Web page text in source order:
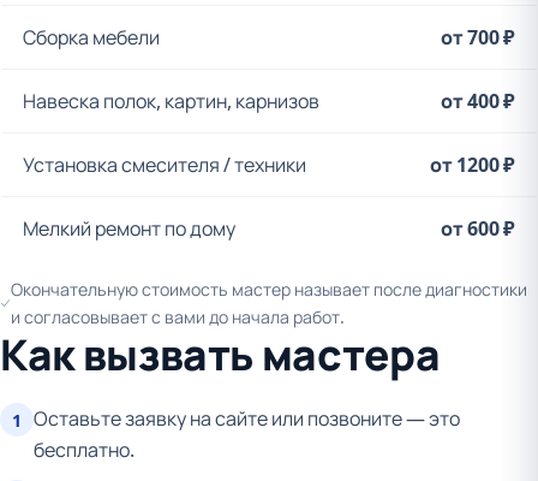
Сборка мебели от 700 ₽
Навеска полок, картин, карнизов от 400 ₽
Установка смесителя / техники от 1200 ₽
Мелкий ремонт по дому от 600 ₽
Окончательную стоимость мастер называет после диагностики
и согласовывает с вами до начала работ.
Как вызвать мастера
1
Оставьте заявку на сайте или позвоните — это
бесплатно.